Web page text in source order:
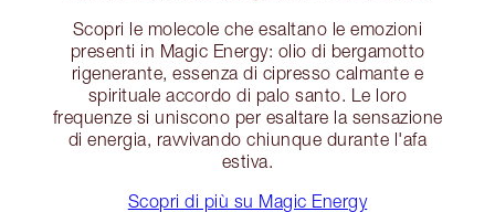
Scopri le molecole che esaltano le emozioni
presenti in Magic Energy: olio di bergamotto
rigenerante, essenza di cipresso calmante e
spirituale accordo di palo santo. Le loro
frequenze si uniscono per esaltare la sensazione
di energia, ravvivando chiunque durante l'afa
estiva.
Scopri di più su Magic Energy